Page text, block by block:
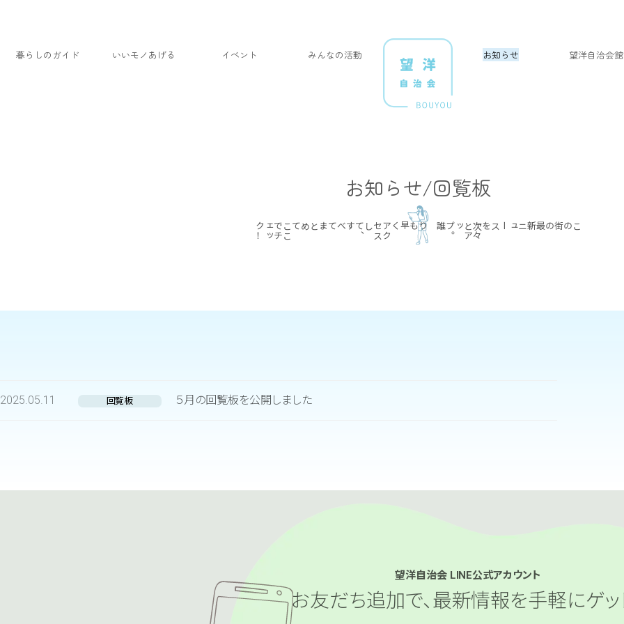
暮らしのガイド いいモノあげる イベント みんなの活動 お知らせ 望洋自治会館
お知らせ/回覧板
この街の
最新ニュースを
次
々
と
ア
ップ
。
誰よりも早く
ア
ク
セ
ス
して
、
すべてまとめて
こ
こ
で
チ
ェ
ッ
ク
！
2025.05.11 回覧板 ５月の回覧板を公開しました
望洋自治会 LINE公式アカウント
お友だち追加で、最新情報を手軽にゲッ